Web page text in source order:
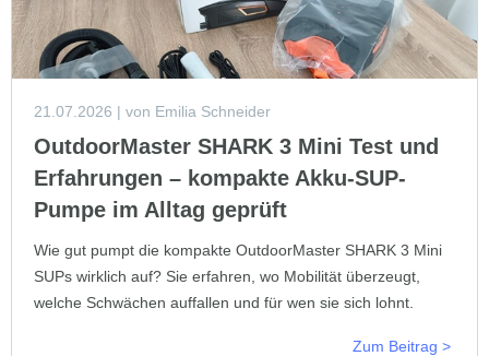
21.07.2026 | von Emilia Schneider
OutdoorMaster SHARK 3 Mini Test und
Erfahrungen – kompakte Akku-SUP-
Pumpe im Alltag geprüft
Wie gut pumpt die kompakte OutdoorMaster SHARK 3 Mini
SUPs wirklich auf? Sie erfahren, wo Mobilität überzeugt,
welche Schwächen auffallen und für wen sie sich lohnt.
Zum Beitrag >